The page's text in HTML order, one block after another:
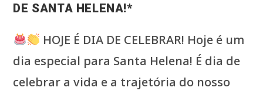
DE SANTA HELENA!*
HOJE É DIA DE CELEBRAR! Hoje é um
dia especial para Santa Helena! É dia de
celebrar a vida e a trajetória do nosso